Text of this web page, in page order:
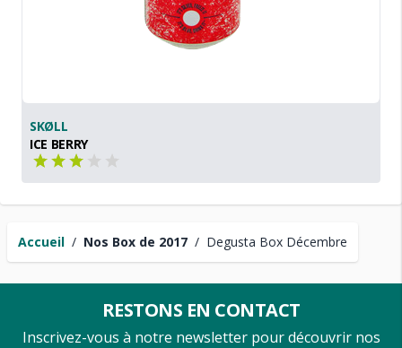
Accueil / Nos Box de 2017 / Degusta Box Décembre
SKØLL
ICE BERRY
RESTONS EN CONTACT
Inscrivez-vous à notre newsletter pour découvrir nos